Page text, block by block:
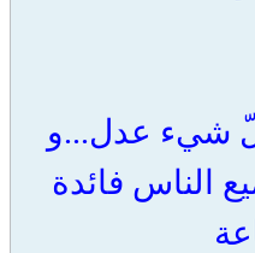
شيء عدل...و
الناس فائدة